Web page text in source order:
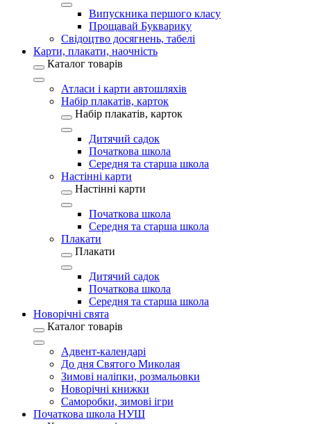
Випускника першого класу
Прощавай Букварику
Свідоцтво досягнень, табелі
Карти, плакати, наочність
Каталог товарів
Атласи і карти автошляхів
Набір плакатів, карток
Набір плакатів, карток
Дитячий садок
Початкова школа
Середня та старша школа
Настінні карти
Настінні карти
Початкова школа
Середня та старша школа
Плакати
Плакати
Дитячий садок
Початкова школа
Середня та старша школа
Новорічні свята
Каталог товарів
Адвент-календарі
До дня Святого Миколая
Зимові наліпки, розмальовки
Новорічні книжки
Саморобки, зимові ігри
Початкова школа НУШ